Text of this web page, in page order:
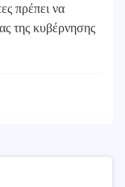
πρέπει να
της κυβέρνησης